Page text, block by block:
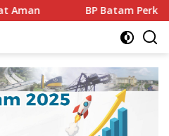
BP Batam Perkuat